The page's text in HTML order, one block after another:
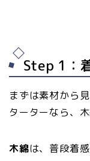
Step 1：
まずは素材から
ターターなら、
木綿は、普段着